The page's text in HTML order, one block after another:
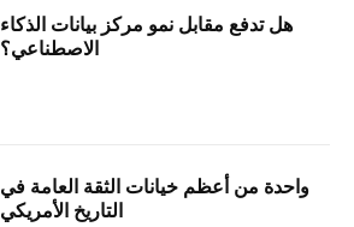
هل تدفع مقابل نمو مركز بيانات الذكاء
الاصطناعي؟
واحدة من أعظم خيانات الثقة العامة في
التاريخ الأمريكي